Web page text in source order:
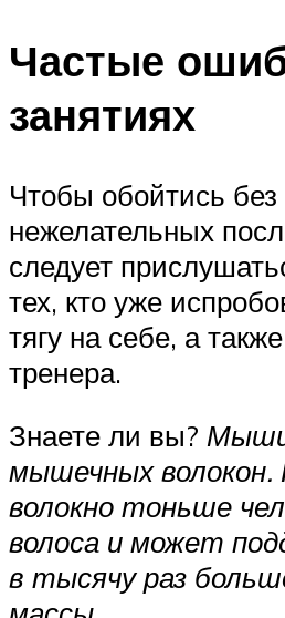
Частые
занятиях
Чтобы обойтись без
нежелательных
следует
тех, кто уже
тягу на себе, а
тренера.
Знаете ли вы?
мышечных волокон.
волокно тоньше
волоса и может
в тысячу раз